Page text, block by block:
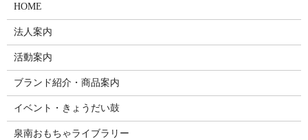
HOME
法人案内
活動案内
ブランド紹介・商品案内
イベント・きょうだい鼓
泉南おもちゃライブラリー